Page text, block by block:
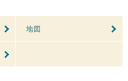
地図